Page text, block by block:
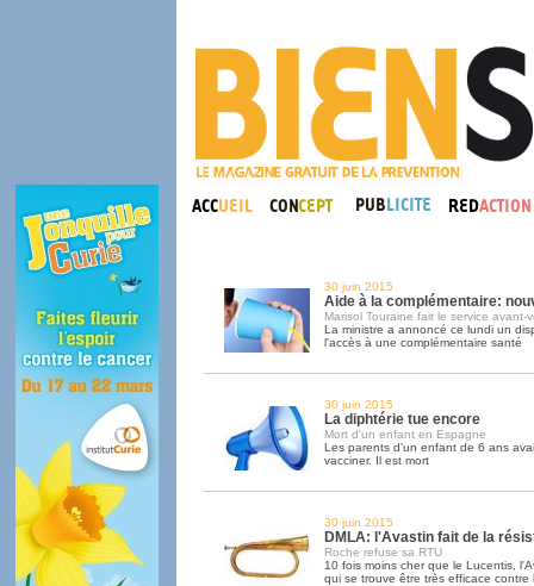
30 juin 2015
Aide à la complémentaire:
Marisol Touraine fait le service avant-
La ministre a annoncé ce lundi un
l'accès à une complémentaire santé
30 juin 2015
La diphtérie tue encore
Mort d'un enfant en Espagne
Les parents d'un enfant de 6 ans
vacciner. Il est mort
30 juin 2015
DMLA: l'Avastin fait de la
Roche refuse sa RTU
10 fois moins cher que le Lucentis,
qui se trouve être très efficace contre